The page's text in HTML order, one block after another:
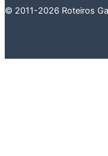
© 2011-2026 Roteiros